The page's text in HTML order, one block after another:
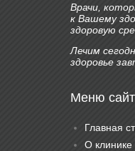
Врачи,
к Вашему
здоровую
Лечим
здоровье
Меню
Главная
О клинике